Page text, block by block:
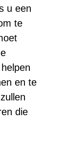
u een
te
en te
die